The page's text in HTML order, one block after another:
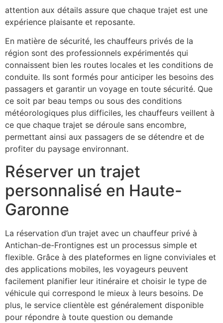
attention aux détails assure que chaque trajet est une
expérience plaisante et reposante.
En matière de sécurité, les chauffeurs privés de la
région sont des professionnels expérimentés qui
connaissent bien les routes locales et les conditions de
conduite. Ils sont formés pour anticiper les besoins des
passagers et garantir un voyage en toute sécurité. Que
ce soit par beau temps ou sous des conditions
météorologiques plus difficiles, les chauffeurs veillent à
ce que chaque trajet se déroule sans encombre,
permettant ainsi aux passagers de se détendre et de
profiter du paysage environnant.
Réserver un trajet
personnalisé en Haute-
Garonne
La réservation d’un trajet avec un chauffeur privé à
Antichan-de-Frontignes est un processus simple et
flexible. Grâce à des plateformes en ligne conviviales et
des applications mobiles, les voyageurs peuvent
facilement planifier leur itinéraire et choisir le type de
véhicule qui correspond le mieux à leurs besoins. De
plus, le service clientèle est généralement disponible
pour répondre à toute question ou demande